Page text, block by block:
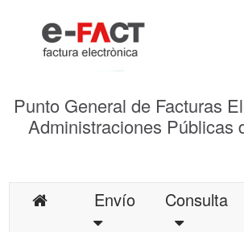
Punto General de Facturas
Administraciones Públicas
Envío Consulta